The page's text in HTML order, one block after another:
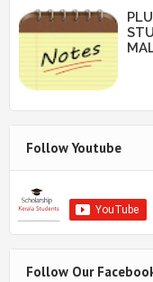
Follow Youtube
Follow Our